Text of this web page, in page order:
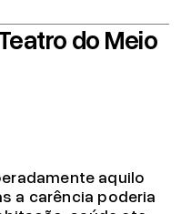
do Meio
aquilo
a carência poderia